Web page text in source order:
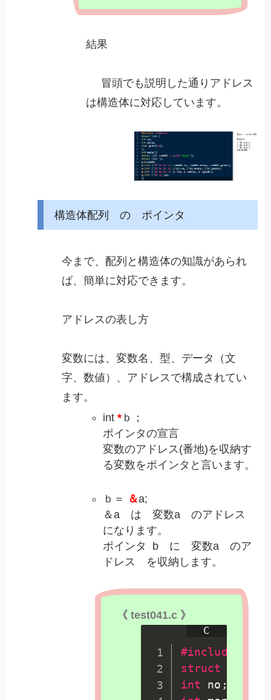
結果
冒頭でも説明した通りアドレス
は構造体に対応しています。
構造体配列 の ポインタ
今まで、配列と構造体の知識があられ
ば、簡単に対応できます。
アドレスの表し方
変数には、変数名、型、データ（文
字、数値）、アドレスで構成されてい
ます。
int *ｂ；
ポインタの宣言
変数のアドレス(番地)を収納す
る変数をポインタと言います。
ｂ＝ ＆a;
＆a は 変数a のアドレス
になります。
ポインタ b に 変数a のア
ドレス を収納します。​
《 test041.c 》
#include
struct
int
no ;